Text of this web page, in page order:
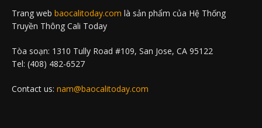
Trang web baocalitoday.com là sản phẩm của Hệ Thống
Truyền Thông Cali Today
Tòa soạn: 1310 Tully Road #109, San Jose, CA 95122
Tel: (408) 482-6527
Contact us: nam@baocalitoday.com